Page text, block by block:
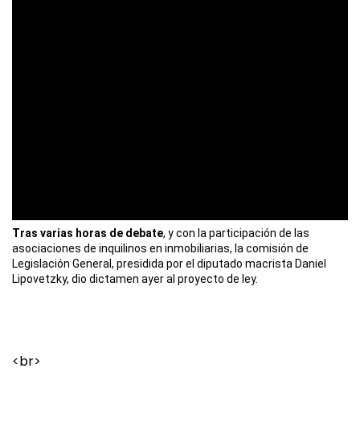
Tras varias horas de debate, y con la participación de las
asociaciones de inquilinos en inmobiliarias, la comisión de
Legislación General, presidida por el diputado macrista Daniel
Lipovetzky, dio dictamen ayer al proyecto de ley.
<br>